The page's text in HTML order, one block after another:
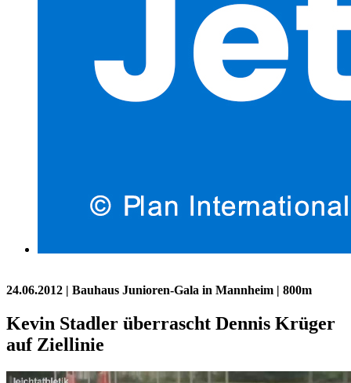
24.06.2012 | Bauhaus Junioren-Gala in Mannheim | 800m
Kevin Stadler überrascht Dennis Krüger
auf Ziellinie